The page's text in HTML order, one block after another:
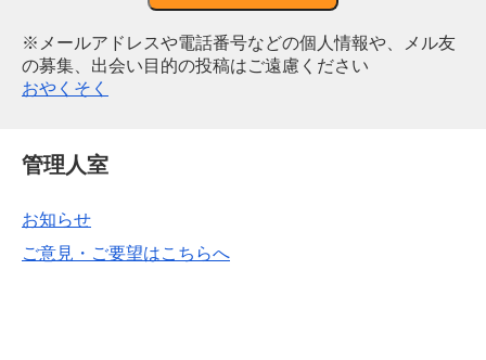
※メールアドレスや電話番号などの個人情報や、メル友
の募集、出会い目的の投稿はご遠慮ください
おやくそく
管理人室
お知らせ
ご意見・ご要望はこちらへ